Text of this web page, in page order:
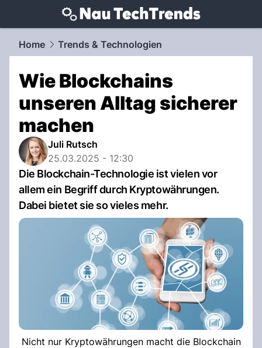
techtrends.NAU.ch
Home Trends & Technologien
Wie Blockchains
unseren Alltag sicherer
machen
Juli Rutsch
25.03.2025 - 12:30
Die Blockchain-Technologie ist vielen vor
allem ein Begriff durch Kryptowährungen.
Dabei bietet sie so vieles mehr.
Nicht nur Kryptowährungen macht die Blockchain